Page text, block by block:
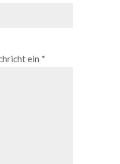
ein *